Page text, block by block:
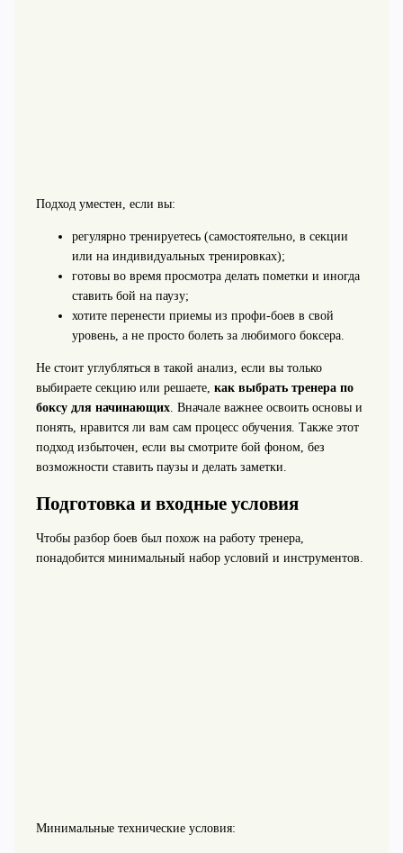
Подход уместен, если вы:
регулярно тренируетесь (самостоятельно, в секции
или на индивидуальных тренировках);
готовы во время просмотра делать пометки и иногда
ставить бой на паузу;
хотите перенести приемы из профи‑боев в свой
уровень, а не просто болеть за любимого боксера.
Не стоит углубляться в такой анализ, если вы только
выбираете секцию или решаете, как выбрать тренера по
боксу для начинающих. Вначале важнее освоить основы и
понять, нравится ли вам сам процесс обучения. Также этот
подход избыточен, если вы смотрите бой фоном, без
возможности ставить паузы и делать заметки.
Подготовка и входные условия
Чтобы разбор боев был похож на работу тренера,
понадобится минимальный набор условий и инструментов.
Минимальные технические условия: